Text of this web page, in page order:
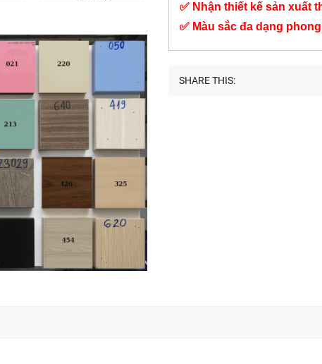
✅ Nhận thiết kế sản xuất
✅ Màu sắc đa dạng
SHARE THIS: